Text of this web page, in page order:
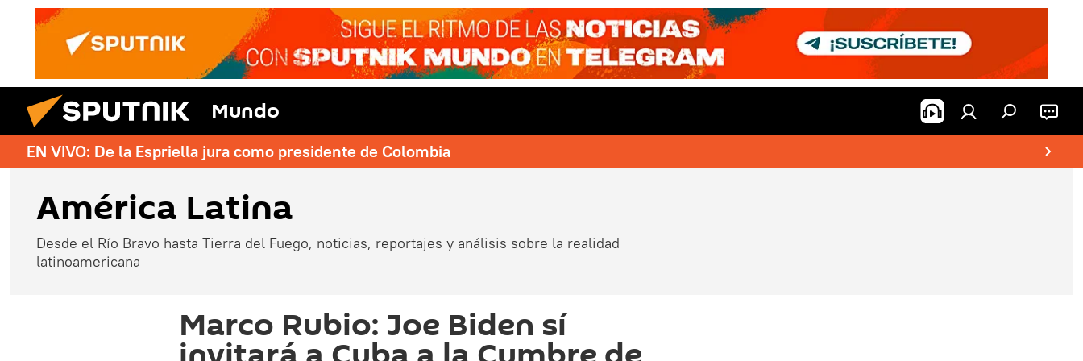
Mundo
EN VIVO: De la Espriella jura como presidente de Colombia
América Latina
Desde el Río Bravo hasta Tierra del Fuego, noticias, reportajes y análisis sobre la realidad
latinoamericana
Marco Rubio: Joe Biden sí